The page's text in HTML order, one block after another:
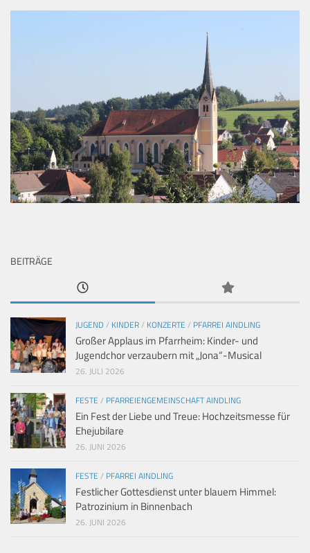
BEITRÄGE
JUGEND / KINDER/ KONZERTE / PFARREI AINDLING
Großer Applaus im Pfarrheim: Kinder- und
Jugendchor verzaubern mit „Jona“-Musical
26. JULI 2026
FESTE / PFARREIENGEMEINSCHAFT AINDLING
Ein Fest der Liebe und Treue: Hochzeitsmesse für
Ehejubilare
26. JUNI 2026
FESTE / PFARREI AINDLING
Festlicher Gottesdienst unter blauem Himmel:
Patrozinium in Binnenbach
26. JUNI 2026